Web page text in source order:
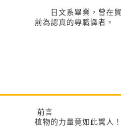
日文系畢業，曾在貿
前為認真的專職譯者。
前言
植物的力量竟如此驚人！